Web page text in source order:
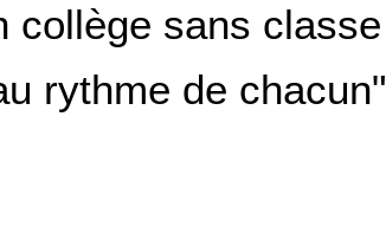
collège sans classe
rythme de chacun"